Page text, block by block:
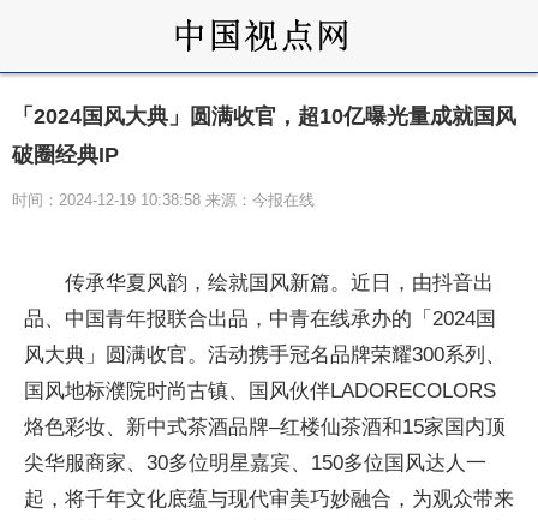
「2024国风大典」圆满收官，超10亿曝光量成就国风
破圈经典IP
时间：2024-12-19 10:38:58 来源：今报在线
传承华夏风韵，绘就国风新篇。 近 日，由抖音出
品、中国青年报联合出品，中青在线承办的「2024国
风大典」圆满收官。活动携手冠名品牌荣耀300系列、
国风地标濮院时尚古镇、国风伙伴LADORECOLORS
烙色彩妆、新中式茶酒品牌–红楼仙茶酒和15家国内顶
尖华服商家、30多位明星嘉宾、150多位国风达人一
起，将千年文化底蕴与现代审美巧妙融合，为观众带来